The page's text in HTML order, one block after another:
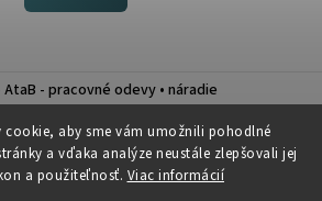
cookie, aby sme vám umožnili pohodlné
a vďaka analýze neustále zlepšovali jej
a použiteľnosť. Viac informácií
AtaB - pracovné odevy • náradie
na splátky QUATRO